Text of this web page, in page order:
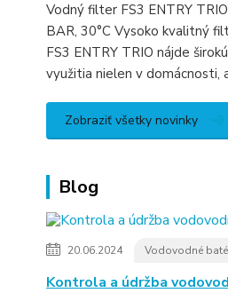
Vodný filter FS3 ENTRY
BAR, 30°C Vysoko kvalitný
FS3 ENTRY TRIO nájde
využitia nielen v domácnosti,
Zobraziť všetky novinky
Blog
20.06.2024 Vodovodné
Kontrola a údržba